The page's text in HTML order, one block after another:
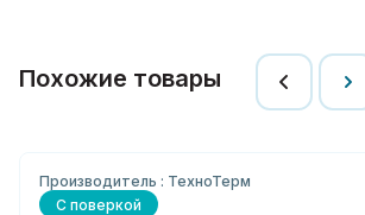
Похожие товары
Производитель : ТехноТерм
С поверкой